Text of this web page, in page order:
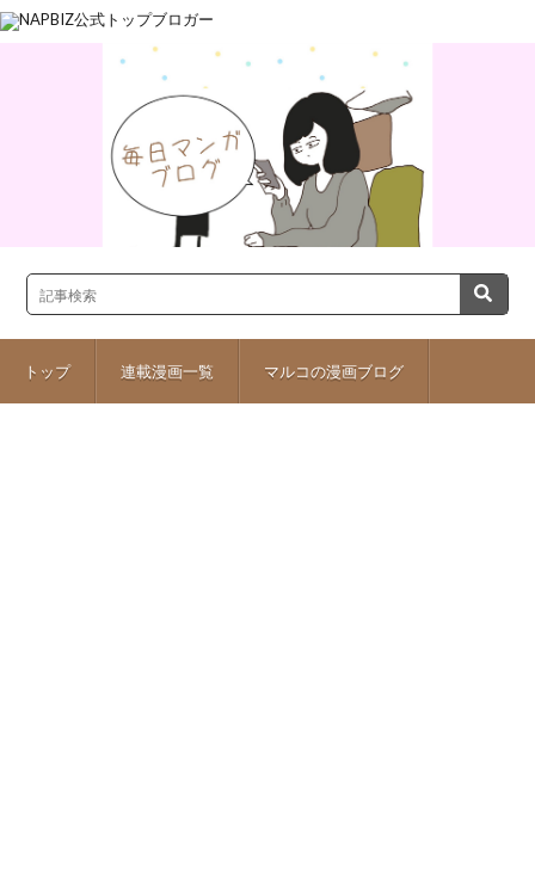
トップ 連載漫画一覧 マルコの漫画ブログ